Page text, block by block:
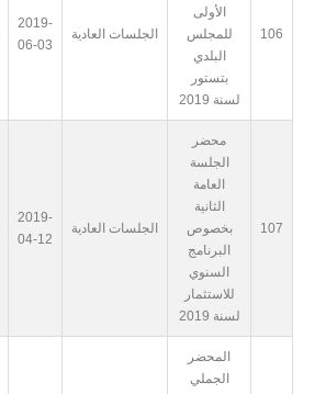
106
الأولى
للمجلس
البلدي
بتستور
لسنة 2019
الجلسات العادية
2019-
06-03
107
محضر
الجلسة
العامة
الثانية
بخصوص
البرنامج
السنوي
للاستثمار
لسنة 2019
الجلسات العادية
2019-
04-12
المحضر
الجملي